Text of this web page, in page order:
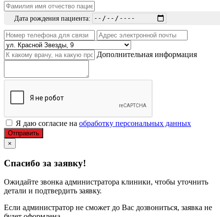
Дата рождения пациента:
Дополнительная информация
Я даю согласие на обработку персональных данных
Отправить
×
Спасибо за заявку!
Ожидайте звонка администратора клиники, чтобы уточнить
детали и подтвердить заявку.
Если администратор не сможет до Вас дозвониться, заявка не